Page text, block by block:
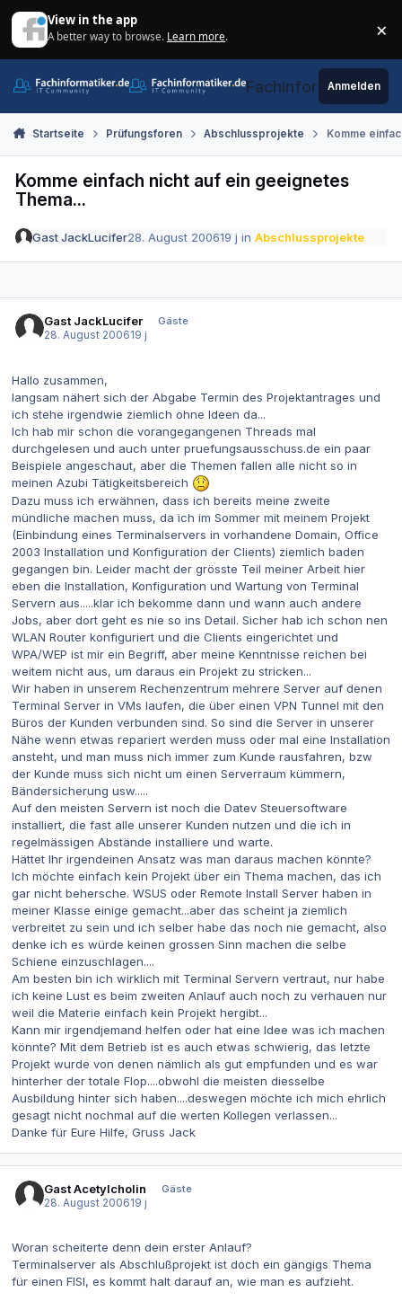
View in the app
A better way to browse. Learn more. ×
Fachinformatiker.de
Anmelden
Startseite Prüfungsforen Abschlussprojekte Komme
Komme einfach nicht auf ein geeignetes
Thema...
Gast JackLucifer28. August 200619 j inAbschlussprojekte
Gast JackLucifer
Gäste
28. August 200619 j
Hallo zusammen,
langsam nähert sich der Abgabe Termin des Projektantrages und
ich stehe irgendwie ziemlich ohne Ideen da...
Ich hab mir schon die vorangegangenen Threads mal
durchgelesen und auch unter pruefungsausschuss.de ein paar
Beispiele angeschaut, aber die Themen fallen alle nicht so in
meinen Azubi Tätigkeitsbereich
Dazu muss ich erwähnen, dass ich bereits meine zweite
mündliche machen muss, da ich im Sommer mit meinem Projekt
(Einbindung eines Terminalservers in vorhandene Domain, Office
2003 Installation und Konfiguration der Clients) ziemlich baden
gegangen bin. Leider macht der grösste Teil meiner Arbeit hier
eben die Installation, Konfiguration und Wartung von Terminal
Servern aus.....klar ich bekomme dann und wann auch andere
Jobs, aber dort geht es nie so ins Detail. Sicher hab ich schon nen
WLAN Router konfiguriert und die Clients eingerichtet und
WPA/WEP ist mir ein Begriff, aber meine Kenntnisse reichen bei
weitem nicht aus, um daraus ein Projekt zu stricken...
Wir haben in unserem Rechenzentrum mehrere Server auf denen
Terminal Server in VMs laufen, die über einen VPN Tunnel mit den
Büros der Kunden verbunden sind. So sind die Server in unserer
Nähe wenn etwas repariert werden muss oder mal eine Installation
ansteht, und man muss nich immer zum Kunde rausfahren, bzw
der Kunde muss sich nicht um einen Serverraum kümmern,
Bändersicherung usw.....
Auf den meisten Servern ist noch die Datev Steuersoftware
installiert, die fast alle unserer Kunden nutzen und die ich in
regelmässigen Abstände installiere und warte.
Hättet Ihr irgendeinen Ansatz was man daraus machen könnte?
Ich möchte einfach kein Projekt über ein Thema machen, das ich
gar nicht behersche. WSUS oder Remote Install Server haben in
meiner Klasse einige gemacht...aber das scheint ja ziemlich
verbreitet zu sein und ich selber habe das noch nie gemacht, also
denke ich es würde keinen grossen Sinn machen die selbe
Schiene einzuschlagen....
Am besten bin ich wirklich mit Terminal Servern vertraut, nur habe
ich keine Lust es beim zweiten Anlauf auch noch zu verhauen nur
weil die Materie einfach kein Projekt hergibt...
Kann mir irgendjemand helfen oder hat eine Idee was ich machen
könnte? Mit dem Betrieb ist es auch etwas schwierig, das letzte
Projekt wurde von denen nämlich als gut empfunden und es war
hinterher der totale Flop....obwohl die meisten diesselbe
Ausbildung hinter sich haben....deswegen möchte ich mich ehrlich
gesagt nicht nochmal auf die werten Kollegen verlassen...
Danke für Eure Hilfe, Gruss Jack
Gast Acetylcholin
Gäste
28. August 200619 j
Woran scheiterte denn dein erster Anlauf?
Terminalserver als Abschlußprojekt ist doch ein gängigs Thema
für einen FISI, es kommt halt darauf an, wie man es aufzieht.